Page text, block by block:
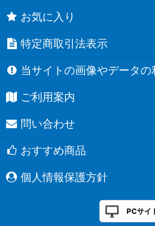
お気に入り
特定商取引法表示
当サイトの画像やデータの
ご利用案内
問い合わせ
おすすめ商品
個人情報保護方針
PCサイ